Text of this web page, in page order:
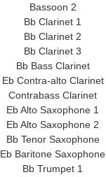
Bassoon 2
Bb Clarinet 1
Bb Clarinet 2
Bb Clarinet 3
Bb Bass Clarinet
Eb Contra-alto Clarinet
Contrabass Clarinet
Eb Alto Saxophone 1
Eb Alto Saxophone 2
Bb Tenor Saxophone
Eb Baritone Saxophone
Bb Trumpet 1